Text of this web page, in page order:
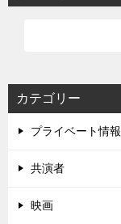
カテゴリー
プライベート情報
共演者
映画